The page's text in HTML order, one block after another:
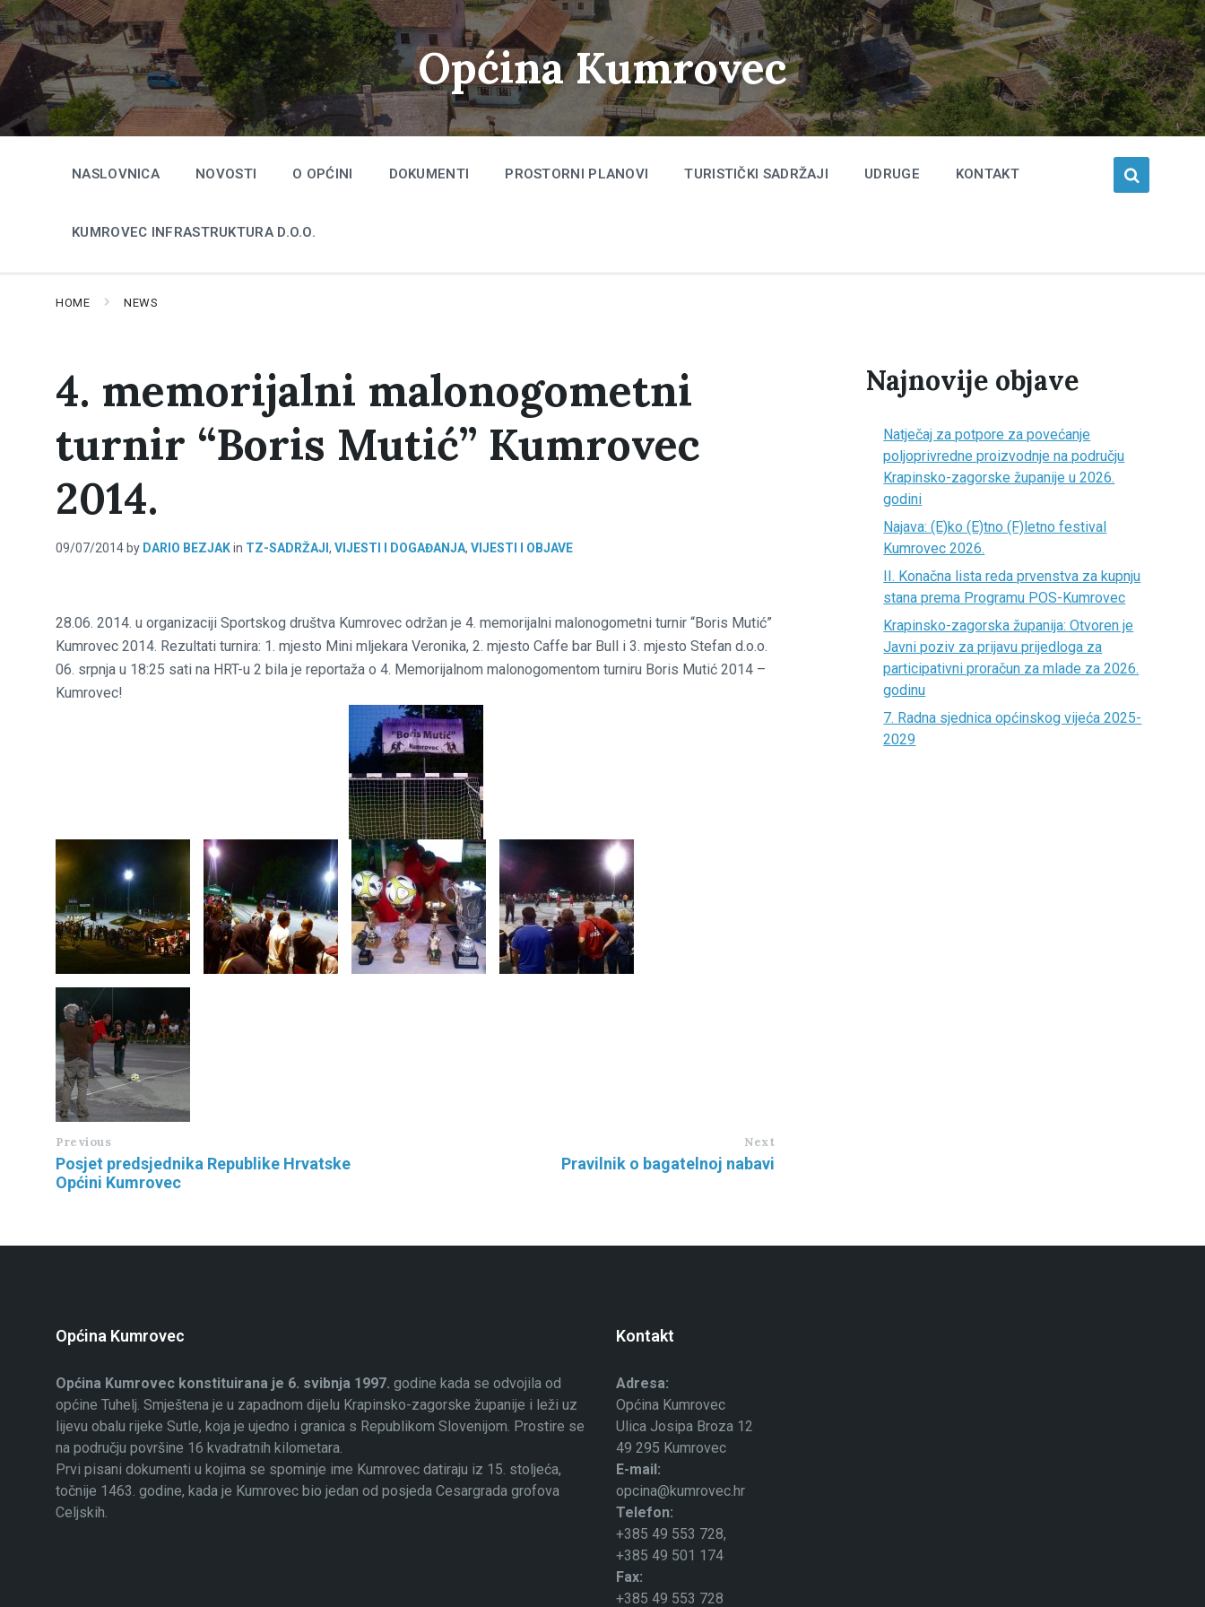
Skip
to
content
Skip
to
main
navigation
Skip
to
footer
Općina Kumrovec
NASLOVNICA NOVOSTI O OPĆINI DOKUMENTI PROSTORNI PLANOVI TURISTIČKI SADRŽAJI UDRUGE KONTAKT
KUMROVEC INFRASTRUKTURA D.O.O.
HOME NEWS
4. memorijalni malonogometni
turnir “Boris Mutić” Kumrovec
2014.
09/07/2014 by DARIO BEZJAKin TZ-SADRŽAJI , VIJESTI I DOGAĐANJA, VIJESTI I OBJAVE
28.06. 2014. u organizaciji Sportskog društva Kumrovec održan je 4. memorijalni malonogometni turnir “Boris Mutić”
Kumrovec 2014. Rezultati turnira: 1. mjesto Mini mljekara Veronika, 2. mjesto Caffe bar Bull i 3. mjesto Stefan d.o.o.
06. srpnja u 18:25 sati na HRT-u 2 bila je reportaža o 4. Memorijalnom malonogomentom turniru Boris Mutić 2014 –
Kumrovec!
Previous
Posjet predsjednika Republike Hrvatske
Općini Kumrovec
Next
Pravilnik o bagatelnoj nabavi
Najnovije objave
Natječaj za potpore za povećanje
poljoprivredne proizvodnje na području
Krapinsko-zagorske županije u 2026.
godini
Najava: (E)ko (E)tno (F)letno festival
Kumrovec 2026.
II. Konačna lista reda prvenstva za kupnju
stana prema Programu POS-Kumrovec
Krapinsko-zagorska županija: Otvoren je
Javni poziv za prijavu prijedloga za
participativni proračun za mlade za 2026.
godinu
7. Radna sjednica općinskog vijeća 2025-
2029
Općina Kumrovec
Općina Kumrovec konstituirana je 6. svibnja 1997. godine kada se odvojila od
općine Tuhelj. Smještena je u zapadnom dijelu Krapinsko-zagorske županije i leži uz
lijevu obalu rijeke Sutle, koja je ujedno i granica s Republikom Slovenijom. Prostire se
na području površine 16 kvadratnih kilometara.
Prvi pisani dokumenti u kojima se spominje ime Kumrovec datiraju iz 15. stoljeća,
točnije 1463. godine, kada je Kumrovec bio jedan od posjeda Cesargrada grofova
Celjskih.
Kontakt
Adresa:
Općina Kumrovec
Ulica Josipa Broza 12
49 295 Kumrovec
E-mail:
opcina@kumrovec.hr
Telefon:
+385 49 553 728,
+385 49 501 174
Fax:
+385 49 553 728